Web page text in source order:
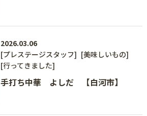
2026.03.06
[プレステージスタッフ] [美味しいもの]
[行ってきました]
手打ち中華 よしだ 【白河市】